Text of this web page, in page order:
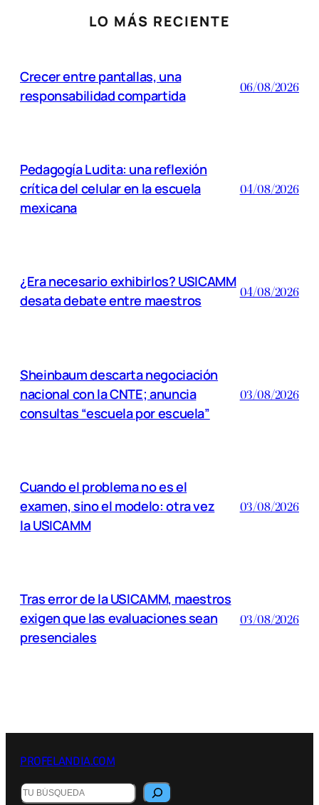
LO MÁS RECIENTE
Crecer entre pantallas, una
responsabilidad compartida
06/08/2026
Pedagogía Ludita: una reflexión
crítica del celular en la escuela
mexicana
04/08/2026
¿Era necesario exhibirlos? USICAMM
desata debate entre maestros
04/08/2026
Sheinbaum descarta negociación
nacional con la CNTE; anuncia
consultas “escuela por escuela”
03/08/2026
Cuando el problema no es el
examen, sino el modelo: otra vez
la USICAMM
03/08/2026
Tras error de la USICAMM, maestros
exigen que las evaluaciones sean
presenciales
03/08/2026
PROFELANDIA.COM
B
u